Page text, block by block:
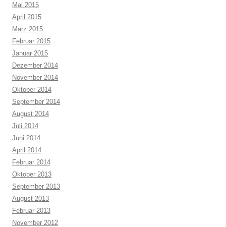
Mai 2015
April 2015
März 2015
Februar 2015
Januar 2015
Dezember 2014
November 2014
Oktober 2014
September 2014
August 2014
Juli 2014
Juni 2014
April 2014
Februar 2014
Oktober 2013
September 2013
August 2013
Februar 2013
November 2012